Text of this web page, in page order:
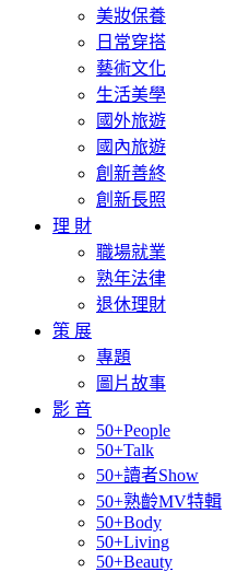
美妝保養
日常穿搭
藝術文化
生活美學
國外旅遊
國內旅遊
創新善終
創新長照
理 財
職場就業
熟年法律
退休理財
策 展
專題
圖片故事
影 音
50+People
50+Talk
50+讀者Show
50+熟齡MV特輯
50+Body
50+Living
50+Beauty